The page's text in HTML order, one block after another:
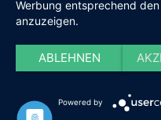
E-Mail:info [at]
Website:
Haftung
Werbung entsprechend
anzuzeigen.
ABLEHNEN
Powered by